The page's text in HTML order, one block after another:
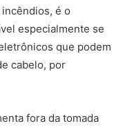
é o
especialmente se
que podem
cabelo, por
fora da tomada